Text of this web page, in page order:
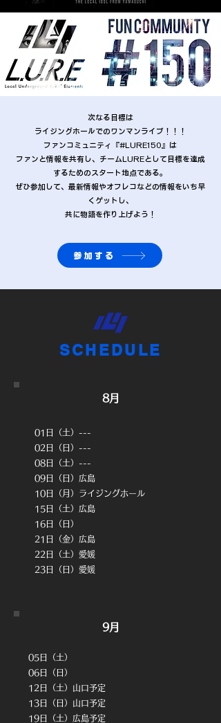
次なる目標は
ライジングホールでのワンマンライブ！！！
ファンコミュニティ『#LURE150』は
ファンと情報を共有し、チームLUREとして目標を達成
するためのスタート地点である。
ぜひ参加して、最新情報やオフレコなどの情報をいち早
くゲットし、
​共に物語を作り上げよう！
参加する
SCHEDULE​
8月
01日（土）---
02日（日）---
08日（土）---
09日（日）広島
10日（月）ライジングホール
15日（土）広島
16日（日）
21 日（金）広島
22日（土）愛媛
​23日（日）愛媛
9月
05日（土）
06日（日）
12日（土）山口予定
13日（日）山口予定
19日（土）広島予定